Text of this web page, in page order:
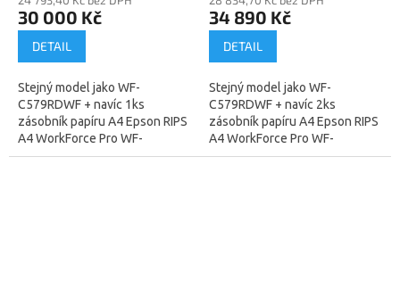
30 000 Kč
DETAIL
Stejný model jako WF-
C579RDWF + navíc 1ks
zásobník papíru A4 Epson RIPS
A4 WorkForce Pro WF-
C579RDTWF
34 890 Kč
DETAIL
Stejný model jako WF-
C579RDWF + navíc 2ks
zásobník papíru A4 Epson RIPS
A4 WorkForce Pro WF-
C579RD2TWF